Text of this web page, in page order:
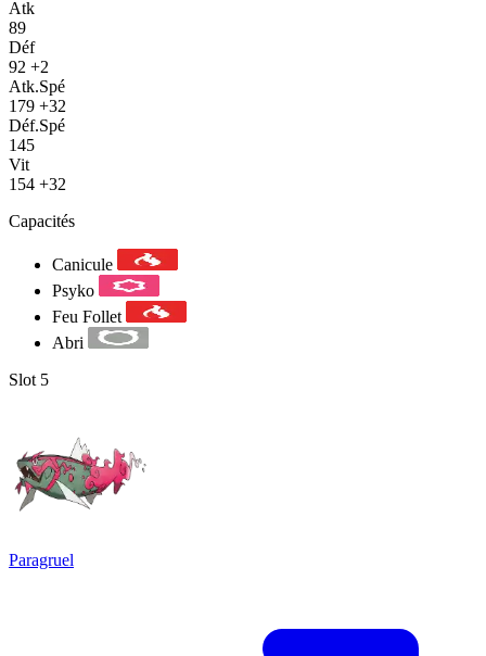
Atk
89
Déf
92 +2
Atk.Spé
179 +32
Déf.Spé
145
Vit
154 +32
Capacités
Canicule
Psyko
Feu Follet
Abri
Slot 5
Paragruel